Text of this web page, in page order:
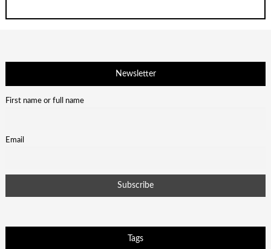
Newsletter
First name or full name
Email
Tags